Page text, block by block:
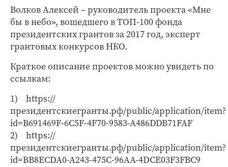
Волков Алексей – руководитель проекта «Мне
бы в небо», вошедшего в ТОП-100 фонда
президентских грантов за 2017 год, эксперт
грантовых конкурсов НКО.
Краткое описание проектов можно увидеть по
ссылкам:
1) https://
президентскиегранты.рф/public/application/item?
id=B691469F-6C5F-4F70-9583-A486DDB71FAF
2) https://
президентскиегранты.рф/public/application/item?
id=BB8ECDA0-A243-475C-96AA-4DCE03F3FBC9